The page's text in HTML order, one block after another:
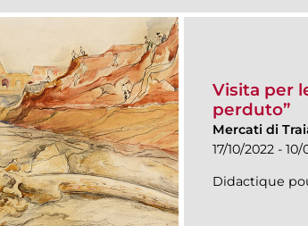
Visita per
perduto”
Mercati di
17/10/2022 -
Didactique